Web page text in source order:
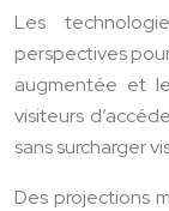
Les
perspectives
augmentée et
visiteurs
sans surcharger
Des projections